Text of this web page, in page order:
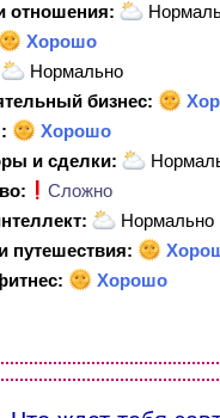
отношения:
Хорошо
Нормально
бизнес:
Хорошо
и сделки:
Сложно
Нормально
путешествия:
Хорошо